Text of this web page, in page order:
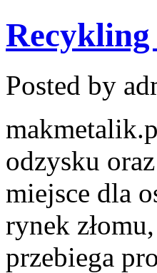
Posted by
odzysku
miejsce dla
rynek
przebiega